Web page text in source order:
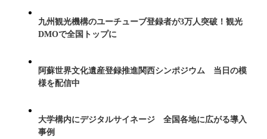
九州観光機構のユーチューブ登録者が3万人突破！観光
DMOで全国トップに
阿蘇世界文化遺産登録推進関西シンポジウム 当日の模
様を配信中
大学構内にデジタルサイネージ 全国各地に広がる導入
事例